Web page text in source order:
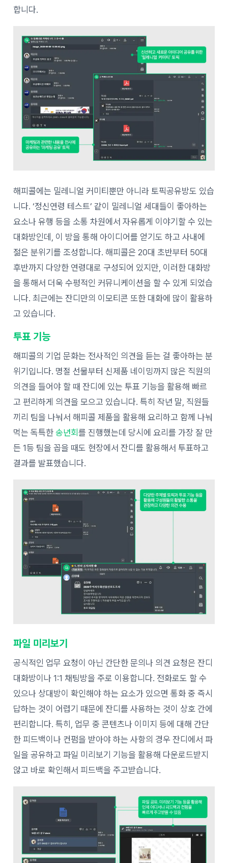
합니다.
해피콜에는 밀레니얼 커미티뿐만 아니라 토픽공유방도 있습
니다. ‘정신연령 테스트’ 같이 밀레니얼 세대들이 좋아하는
요소나 유행 등을 소통 차원에서 자유롭게 이야기할 수 있는
대화방인데, 이 방을 통해 아이디어를 얻기도 하고 사내에
젊은 분위기를 조성합니다. 해피콜은 20대 초반부터 50대
후반까지 다양한 연령대로 구성되어 있지만, 이러한 대화방
을 통해서 더욱 수평적인 커뮤니케이션을 할 수 있게 되었습
니다. 최근에는 잔디만의 이모티콘 또한 대화에 많이 활용하
고 있습니다.
투표 기능
해피콜의 기업 문화는 전사적인 의견을 듣는 걸 좋아하는 분
위기입니다. 명절 선물부터 신제품 네이밍까지 많은 직원의
의견을 들어야 할 때 잔디에 있는 투표 기능을 활용해 빠르
고 편리하게 의견을 모으고 있습니다. 특히 작년 말, 직원들
끼리 팀을 나눠서 해피콜 제품을 활용해 요리하고 함께 나눠
먹는 독특한송년회를 진행했는데 당시에 요리를 가장 잘 만
든 1등 팀을 꼽을 때도 현장에서 잔디를 활용해서 투표하고
결과를 발표했습니다.
파일 미리보기
공식적인 업무 요청이 아닌 간단한 문의나 의견 요청은 잔디
대화방이나 1:1 채팅방을 주로 이용합니다. 전화로도 할 수
있으나 상대방이 확인해야 하는 요소가 있으면 통화 중 즉시
답하는 것이 어렵기 때문에 잔디를 사용하는 것이 상호 간에
편리합니다. 특히, 업무 중 콘텐츠나 이미지 등에 대해 간단
한 피드백이나 컨펌을 받아야 하는 사항의 경우 잔디에서 파
일을 공유하고 파일 미리보기 기능을 활용해 다운로드받지
않고 바로 확인해서 피드백을 주고받습니다.